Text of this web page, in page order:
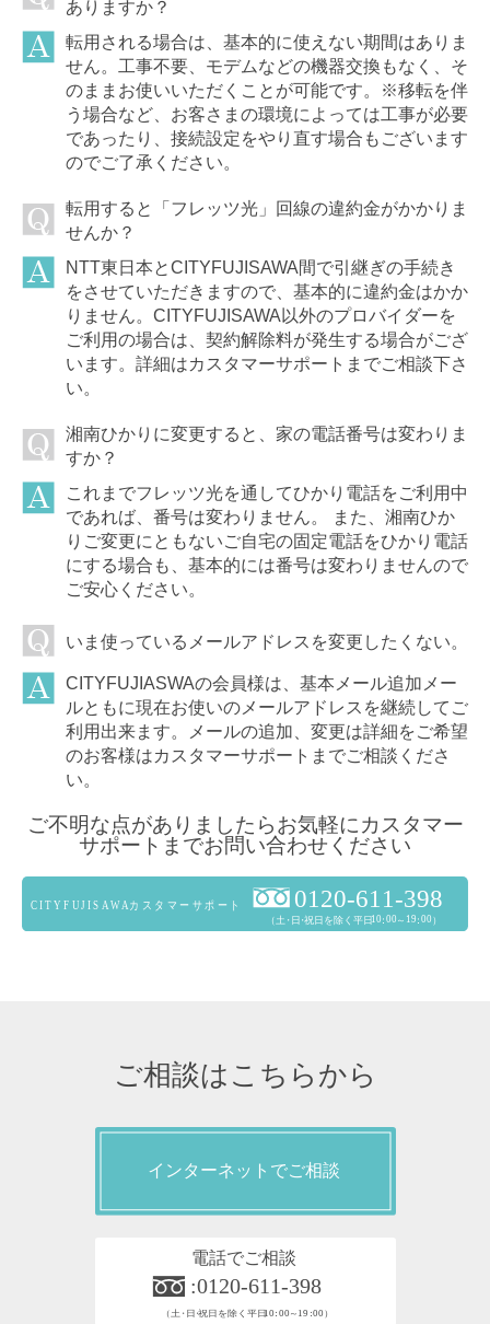
ありますか？
転用される場合は、基本的に使えない期間はありま
せん。工事不要、モデムなどの機器交換もなく、そ
のままお使いいただくことが可能です。※移転を伴
う場合など、お客さまの環境によっては工事が必要
であったり、接続設定をやり直す場合もございます
のでご了承ください。
転用すると「フレッツ光」回線の違約金がかかりま
せんか？
NTT東日本とCITYFUJISAWA間で引継ぎの手続き
をさせていただきますので、基本的に違約金はかか
りません。CITYFUJISAWA以外のプロバイダーを
ご利用の場合は、契約解除料が発生する場合がござ
います。詳細はカスタマーサポートまでご相談下さ
い。
湘南ひかりに変更すると、家の電話番号は変わりま
すか？
これまでフレッツ光を通してひかり電話をご利用中
であれば、番号は変わりません。 また、湘南ひか
りご変更にともないご自宅の固定電話をひかり電話
にする場合も、基本的には番号は変わりませんので
ご安心ください。
いま使っているメールアドレスを変更したくない。
CITYFUJIASWAの会員様は、基本メール追加メー
ルともに現在お使いのメールアドレスを継続してご
利用出来ます。メールの追加、変更は詳細をご希望
のお客様はカスタマーサポートまでご相談くださ
い。
ご不明な点がありましたらお気軽にカスタマー
サポートまでお問い合わせください
ご相談はこちらから